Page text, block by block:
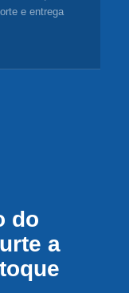
e entrega
do
a